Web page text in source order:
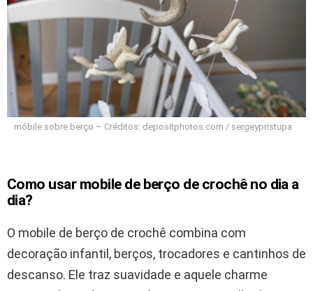
móbile sobre berço – Créditos: depositphotos.com / sergeypristupa
Como usar mobile de berço de crochê no dia a
dia?
O mobile de berço de crochê combina com
decoração infantil, berços, trocadores e cantinhos de
descanso. Ele traz suavidade e aquele charme